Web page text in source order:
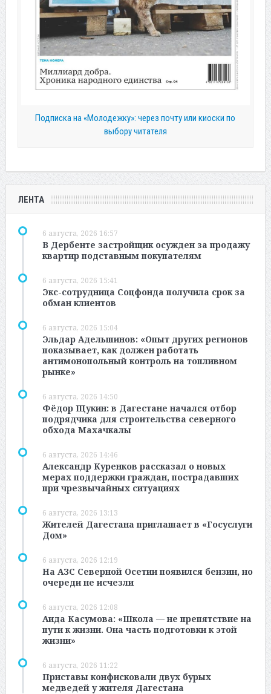
Подписка на «Молодежку»: через почту или киоски по
выбору читателя
ЛЕНТА
6 августа, 2026 16:57
В Дербенте застройщик осужден за продажу
квартир подставным покупателям
6 августа, 2026 15:41
Экс-сотрудница Соцфонда получила срок за
обман клиентов
6 августа, 2026 15:04
Эльдар Адельшинов: «Опыт других регионов
показывает, как должен работать
антимонопольный контроль на топливном
рынке»
6 августа, 2026 14:50
Фёдор Щукин: в Дагестане начался отбор
подрядчика для строительства северного
обхода Махачкалы
6 августа, 2026 14:46
Александр Куренков рассказал о новых
мерах поддержки граждан, пострадавших
при чрезвычайных ситуациях
6 августа, 2026 13:13
Жителей Дагестана приглашает в «Госуслуги
Дом»
6 августа, 2026 12:19
На АЗС Северной Осетии появился бензин, но
очереди не исчезли
6 августа, 2026 12:08
Аида Касумова: «Школа — не препятствие на
пути к жизни. Она часть подготовки к этой
жизни»
6 августа, 2026 11:22
Приставы конфисковали двух бурых
медведей у жителя Дагестана